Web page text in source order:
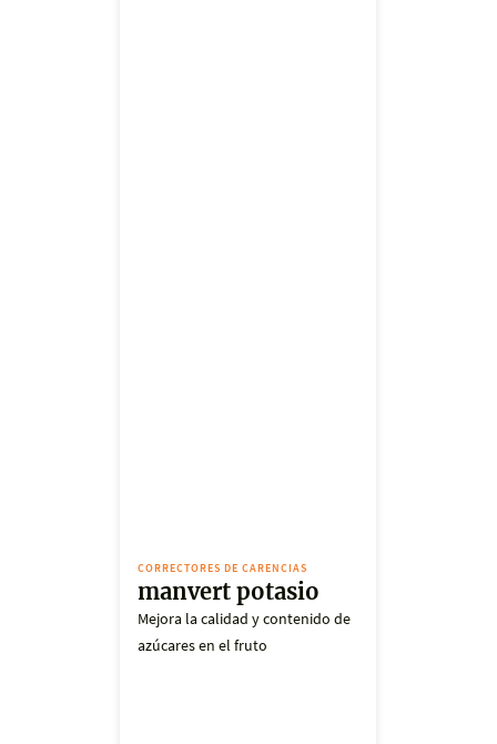
CORRECTORES DE CARENCIAS
manvert potasio
Mejora la calidad y contenido de
azúcares en el fruto